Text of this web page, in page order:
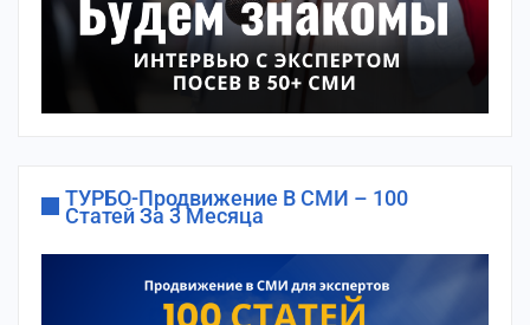
ТУРБО-Продвижение В СМИ – 100
Статей За 3 Месяца